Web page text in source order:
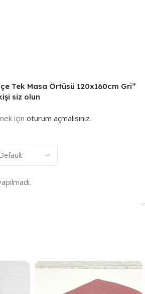
Tek Masa Örtüsü 120x160cm Gri”
siz olun
için oturum açmalısınız.